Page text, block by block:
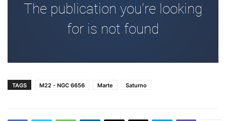
TAGS M22 - NGC 6656 Marte Saturno